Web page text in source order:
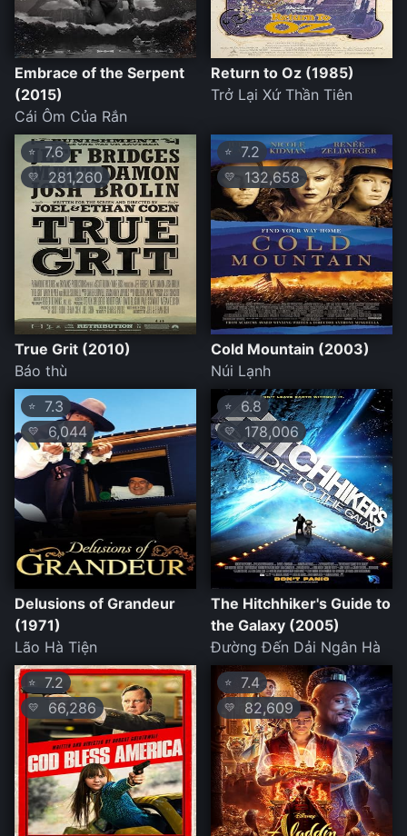
Embrace of the Serpent
(2015)
Cái Ôm Của Rắn
Return to Oz (1985)
Trở Lại Xứ Thần Tiên
⭐ 7.6
💛 281,260
True Grit (2010)
Báo thù
⭐ 7.2
💛132,658
Cold Mountain (2003)
Núi Lạnh
⭐ 7.3
💛 6,044
Delusions of Grandeur
(1971)
Lão Hà Tiện
⭐ 6.8
💛 178,006
The Hitchhiker's Guide to
the Galaxy (2005)
Đường Đến Dải Ngân Hà
⭐ 7.2
💛 66,286
⭐ 7.4
💛 82,609